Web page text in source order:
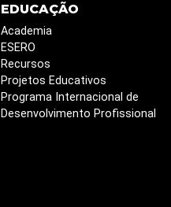
EDUCAÇÃO
Academia
ESERO
Recursos
Projetos Educativos
Programa Internacional de
Desenvolvimento Profissional